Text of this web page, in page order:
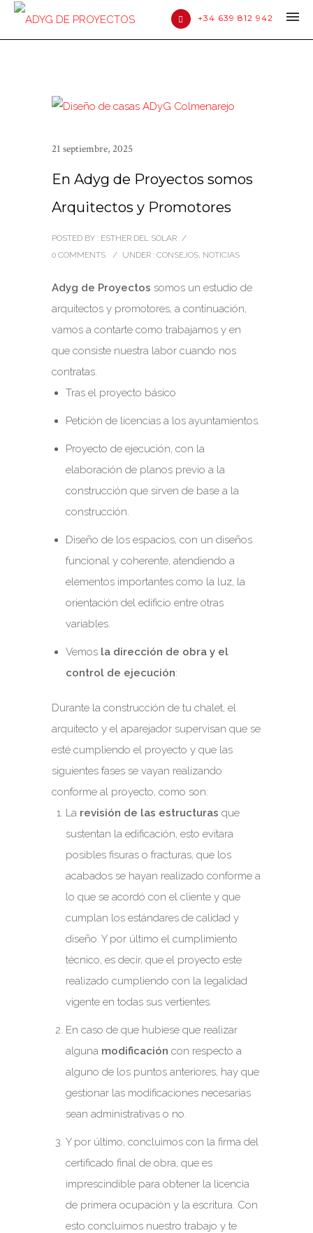
+34 639 812 942
21 septiembre, 2025
En Adyg de Proyectos somos
Arquitectos y Promotores
POSTED BY : ESTHER DEL SOLAR /
0 COMMENTS
/ UNDER : CONSEJOS, NOTICIAS
Adyg de Proyectos somos un estudio de
arquitectos y promotores, a continuación,
vamos a contarte como trabajamos y en
que consiste nuestra labor cuando nos
contratas.
Tras el proyecto básico
Petición de licencias a los ayuntamientos.
Proyecto de ejecución, con la
elaboración de planos previo a la
construcción que sirven de base a la
construcción.
Diseño de los espacios, con un diseños
funcional y coherente, atendiendo a
elementos importantes como la luz, la
orientación del edificio entre otras
variables.
Vemos la dirección de obra y el
control de ejecución:
Durante la construcción de tu chalet, el
arquitecto y el aparejador supervisan que se
esté cumpliendo el proyecto y que las
siguientes fases se vayan realizando
conforme al proyecto, como son:
La revisión de las estructuras que
sustentan la edificación, esto evitara
posibles fisuras o fracturas, que los
acabados se hayan realizado conforme a
lo que se acordó con el cliente y que
cumplan los estándares de calidad y
diseño. Y por último el cumplimiento
técnico, es decir, que el proyecto este
realizado cumpliendo con la legalidad
vigente en todas sus vertientes.
En caso de que hubiese que realizar
alguna modificación con respecto a
alguno de los puntos anteriores, hay que
gestionar las modificaciones necesarias
sean administrativas o no.
Y por último, concluimos con la firma del
certificado final de obra, que es
imprescindible para obtener la licencia
de primera ocupación y la escritura. Con
esto concluimos nuestro trabajo y te